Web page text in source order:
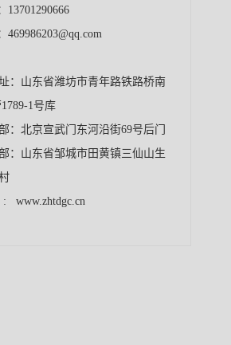
：山东省潍坊市青年路铁路桥南
1号库
：北京宣武门东河沿街69号后门
：山东省邹城市田黄镇三仙山生
www.zhtdgc.cn